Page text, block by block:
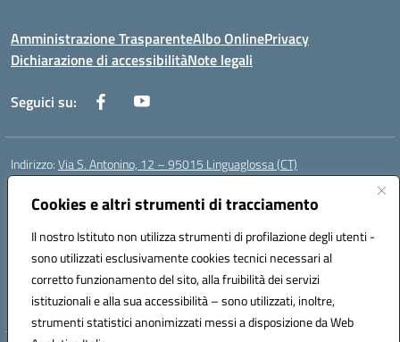
Cookies e altri strumenti di tracciamento
Il nostro Istituto non utilizza strumenti di profilazione degli utenti -
sono utilizzati esclusivamente cookies tecnici necessari al
corretto funzionamento del sito, alla fruibilità dei servizi
istituzionali e alla sua accessibilità – sono utilizzati, inoltre,
strumenti statistici anonimizzati messi a disposizione da Web
Amministrazione TrasparenteAlbo OnlinePrivacy
Dichiarazione di accessibilitàNote legali
Seguici su:
Indirizzo:Via S. Antonino, 12 – 95015 Linguaglossa (CT)
Centralino:
Posta elettronica certificata (PEC):ctic83200r@pec.istruzione.it
Codice fiscale: 83002470876
Codice meccanografico:CTIC83200R
Codice Indice delle Pubbliche Amministrazioni (IPA): istsc_CTIC83200R
Codice unico di fatturazione (CUF): UF7TEB